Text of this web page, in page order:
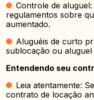
Controle de
regulamentos sobre
aumentado.
Aluguéis de curto
sublocação ou
Entendendo seu
Leia atentamente:
contrato de locação